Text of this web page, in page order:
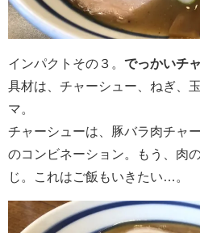
インパクトその３。 でっかいチ
具材は、チャーシュー、ねぎ、
マ。
チャーシューは、豚バラ肉チャ
のコンビネーション。もう、肉
じ。これはご飯もいきたい…。